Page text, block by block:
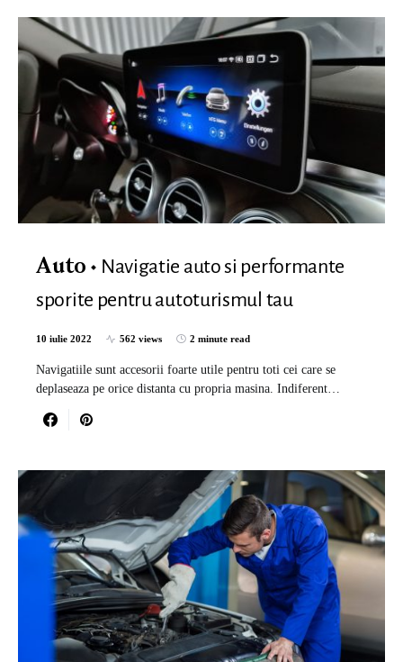
Auto
Navigatie auto si performante
sporite pentru autoturismul tau
10 iulie 2022 562 views 2 minute read
Navigatiile sunt accesorii foarte utile pentru toti cei care se
deplaseaza pe orice distanta cu propria masina. Indiferent…